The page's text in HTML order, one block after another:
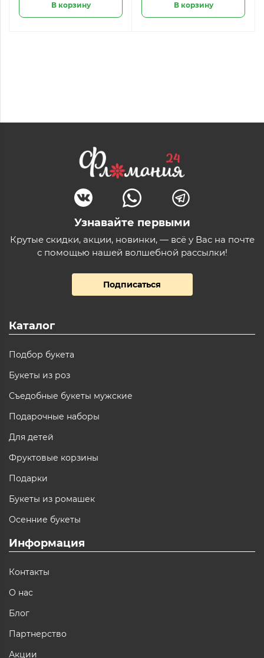
В корзину В корзину
Узнавайте первыми
Крутые скидки, акции, новинки, — всё у Вас на почте
с помощью нашей волшебной рассылки!
Подписаться
Каталог
Подбор букета
Букеты из роз
Съедобные букеты мужские
Подарочные наборы
Для детей
Фруктовые корзины
Подарки
Букеты из ромашек
Осенние букеты
Информация
Контакты
О нас
Блог
Партнерство
Акции